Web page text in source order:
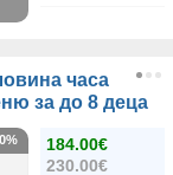
часа
за до 8 деца
184.00€
230.00€